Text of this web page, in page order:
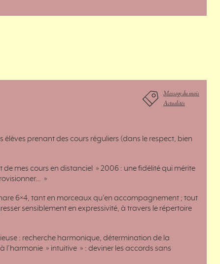
Message du mois
Actualités
prenant des cours réguliers (dans le respect, bien
mes cours en distanciel » 2006 : une fidélité qui mérite
»
6×4, tant en morceaux qu’en accompagnement ; tout
sensiblement en expressivité, à travers le répertoire
: recherche harmonique, détermination de la
» intuitive » : deviner les accords sans